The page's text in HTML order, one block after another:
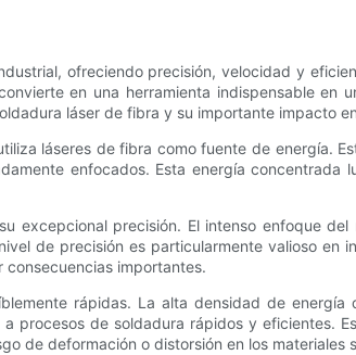
ofreciendo precisión, velocidad y
en una herramienta indispensable en
láser de fibra y su importante impacto
láseres de fibra como fuente de energía.
enfocados. Esta energía concentrada
excepcional precisión. El intenso enfoque
de precisión es particularmente valioso en
importantes.
rápidas. La alta densidad de
procesos de soldadura rápidos y eficientes.
de deformación o distorsión en los materiales